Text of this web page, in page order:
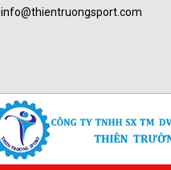
info@thientruongsport.com